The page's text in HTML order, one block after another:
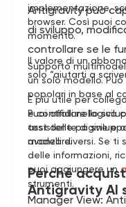
Antigravity può
di sviluppo,
controllare se le
Supporto
un solo modello.
popolari in base al
Puoi affidare logica
test delle pagine e
modelli diversi. Se ti
delle informazioni,
puoi aggiungere un
strumenti.
Manager View:
implementazione,
browser. Così puoi
momento.
Il valore di un
solo “aiutarti a
È più utile per
e controlli nello
assistente di
avanzare.
Perché
Antigravity AI